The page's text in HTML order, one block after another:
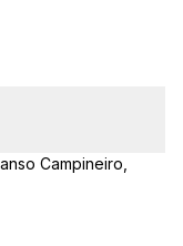
terrenos, salas
Campineiro,